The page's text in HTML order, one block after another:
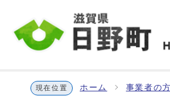
現在位置 ホーム 事業者の